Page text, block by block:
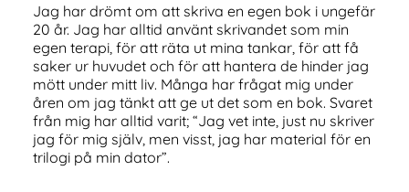
Jag har drömt om att skriva en egen bok i ungefär
20 år. Jag har alltid använt skrivandet som min
egen terapi, för att räta ut mina tankar, för att få
saker ur huvudet och för att hantera de hinder jag
mött under mitt liv. Många har frågat mig under
åren om jag tänkt att ge ut det som en bok. Svaret
från mig har alltid varit; “Jag vet inte, just nu skriver
jag för mig själv, men visst, jag har material för en
trilogi på min dator”.